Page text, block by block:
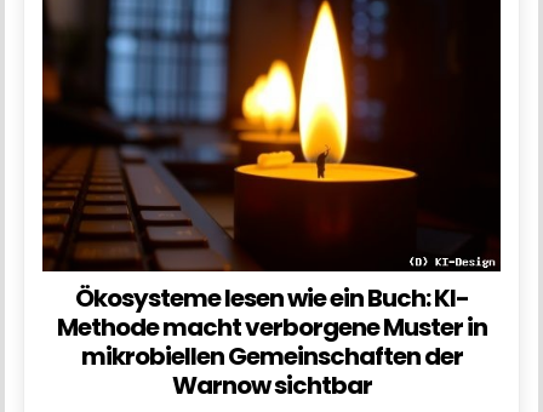
Ökosysteme lesen wie ein Buch: KI-
Methode macht verborgene Muster in
mikrobiellen Gemeinschaften der
Warnow sichtbar